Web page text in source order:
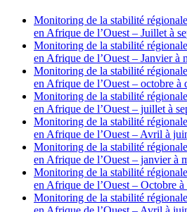
Monitoring de la stabilité
en Afrique de l’Ouest – Juillet à
Monitoring de la stabilité
en Afrique de l’Ouest – Janvier à
Monitoring de la stabilité
en Afrique de l’Ouest – octobre à
Monitoring de la stabilité
en Afrique de l’Ouest – juillet à
Monitoring de la stabilité
en Afrique de l’Ouest – Avril à
Monitoring de la stabilité
en Afrique de l’Ouest – janvier à
Monitoring de la stabilité
en Afrique de l’Ouest – Octobre
Monitoring de la stabilité